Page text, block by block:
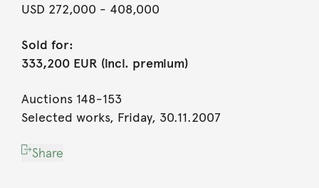
USD 272,000 - 408,000
Sold for:
333,200 EUR (incl. premium)
Auctions 148-153
Selected works, Friday, 30.11.2007
Share